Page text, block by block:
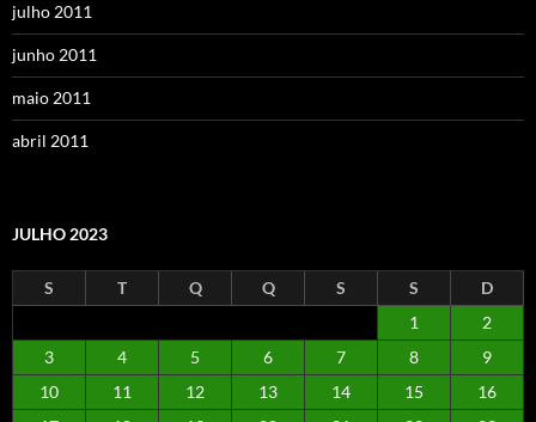
julho 2011
junho 2011
maio 2011
abril 2011
JULHO 2023
S T Q Q S S
D
1
2
3
4 5 6 7 8
9
10
11 12 13 14 15
16